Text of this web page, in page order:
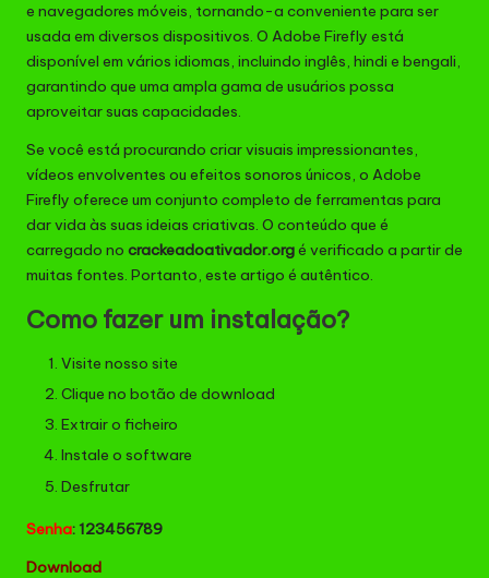
e navegadores móveis, tornando-a conveniente para ser
usada em diversos dispositivos. O Adobe Firefly está
disponível em vários idiomas, incluindo inglês, hindi e bengali,
garantindo que uma ampla gama de usuários possa
aproveitar suas capacidades.
Se você está procurando criar visuais impressionantes,
vídeos envolventes ou efeitos sonoros únicos, o Adobe
Firefly oferece um conjunto completo de ferramentas para
dar vida às suas ideias criativas. O conteúdo que é
carregado no crackeadoativador.orgé verificado a partir de
muitas fontes. Portanto, este artigo é autêntico.
Como fazer um instalação?
Visite nosso site
Clique no botão de download
Extrair o ficheiro
Instale o software
Desfrutar
Senha: 123456789
Download